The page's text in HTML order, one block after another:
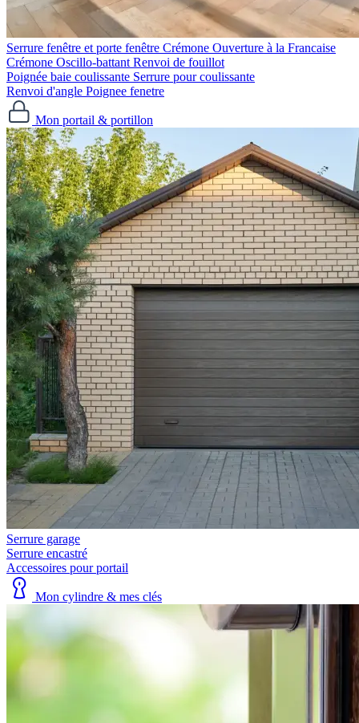
Serrure fenêtre et porte fenêtre Crémone Ouverture à la Francaise
Crémone Oscillo-battant Renvoi de fouillot
Poignée baie coulissante Serrure pour coulissante
Renvoi d'angle Poignee fenetre
Mon portail & portillon
Serrure garage
Serrure encastré
Accessoires pour portail
Mon cylindre & mes clés